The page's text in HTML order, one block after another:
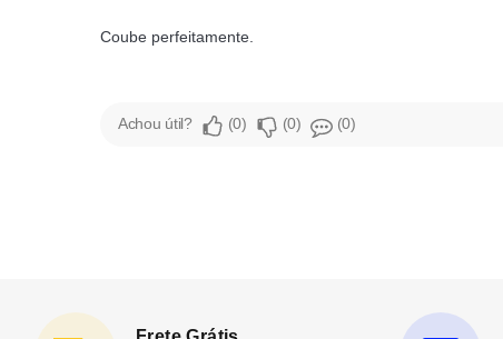
Coube perfeitamente.
Achou útil? 0 0 0